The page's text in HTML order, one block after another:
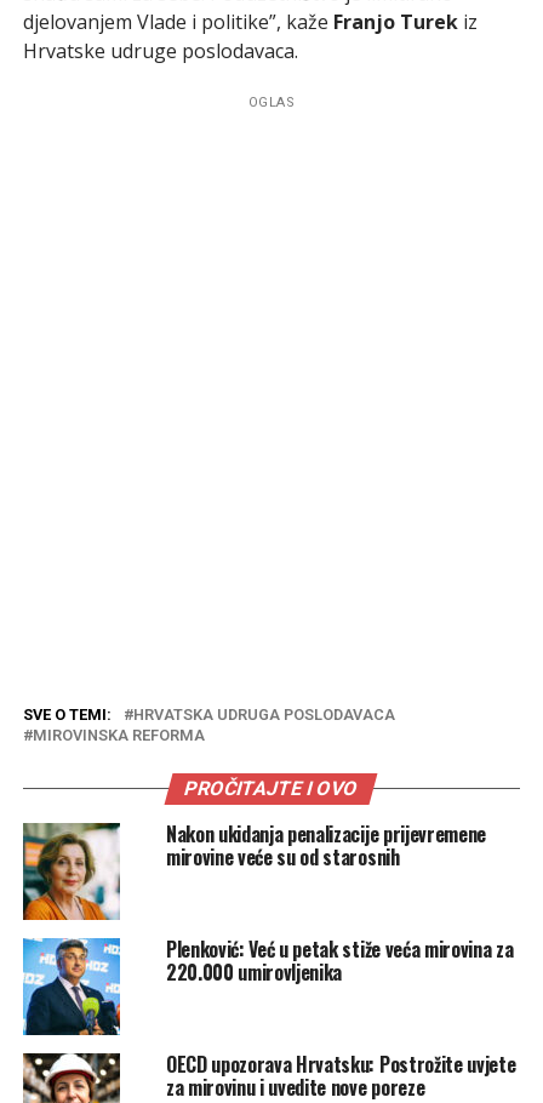
djelovanjem Vlade i politike”, kaže Franjo Turekiz
Hrvatske udruge poslodavaca.
OGLAS
SVE O TEMI:
HRVATSKA UDRUGA POSLODAVACA
MIROVINSKA REFORMA
PROČITAJTE I OVO
Nakon ukidanja penalizacije prijevremene
mirovine veće su od starosnih
Plenković: Već u petak stiže veća mirovina za
220.000 umirovljenika
OECD upozorava Hrvatsku: Postrožite uvjete
za mirovinu i uvedite nove poreze